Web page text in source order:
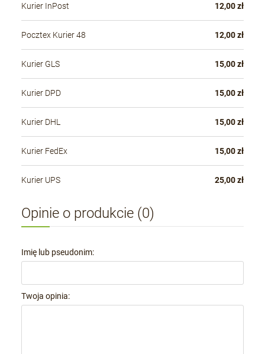
Kurier InPost 12,00 zł
Pocztex Kurier 48 12,00 zł
Kurier GLS 15,00 zł
Kurier DPD 15,00 zł
Kurier DHL 15,00 zł
Kurier FedEx 15,00 zł
Kurier UPS 25,00 zł
Opinie o produkcie (0)
Imię lub pseudonim:
Twoja opinia: